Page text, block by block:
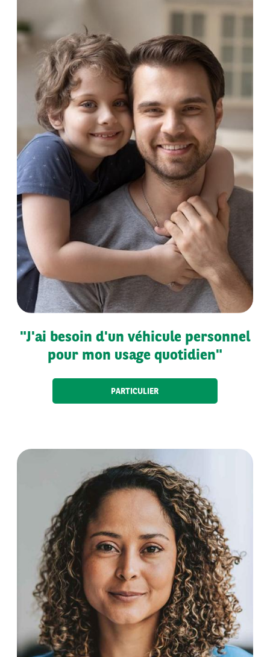
"J'ai besoin d'un véhicule personnel
pour mon usage quotidien"
PARTICULIER